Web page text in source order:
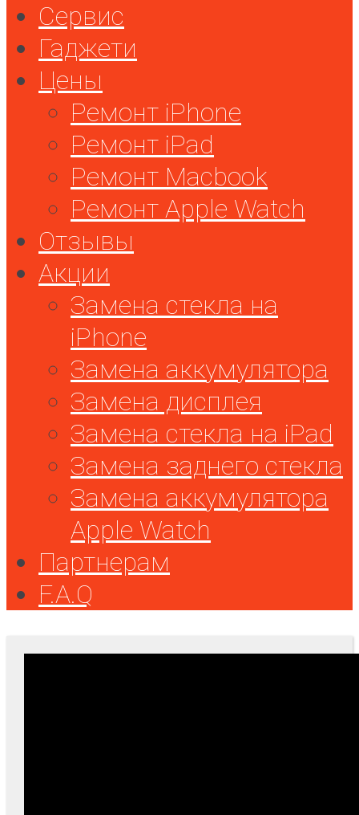
Сервис
Гаджети
Цены
Ремонт iPhone
Ремонт iPad
Ремонт Macbook
Ремонт Apple Watch
Отзывы
Акции
Замена стекла на
iPhone
Замена аккумулятора
Замена дисплея
Замена стекла на iPad
Замена заднего стекла
Замена аккумулятора
Apple Watch
Партнерам
F.A.Q